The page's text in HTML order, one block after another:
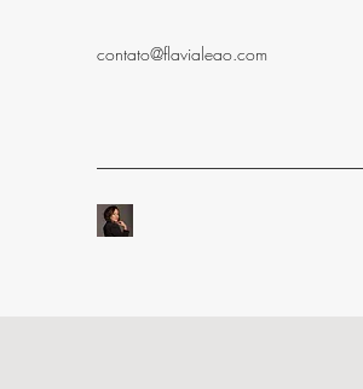
contato@flavialeao.com